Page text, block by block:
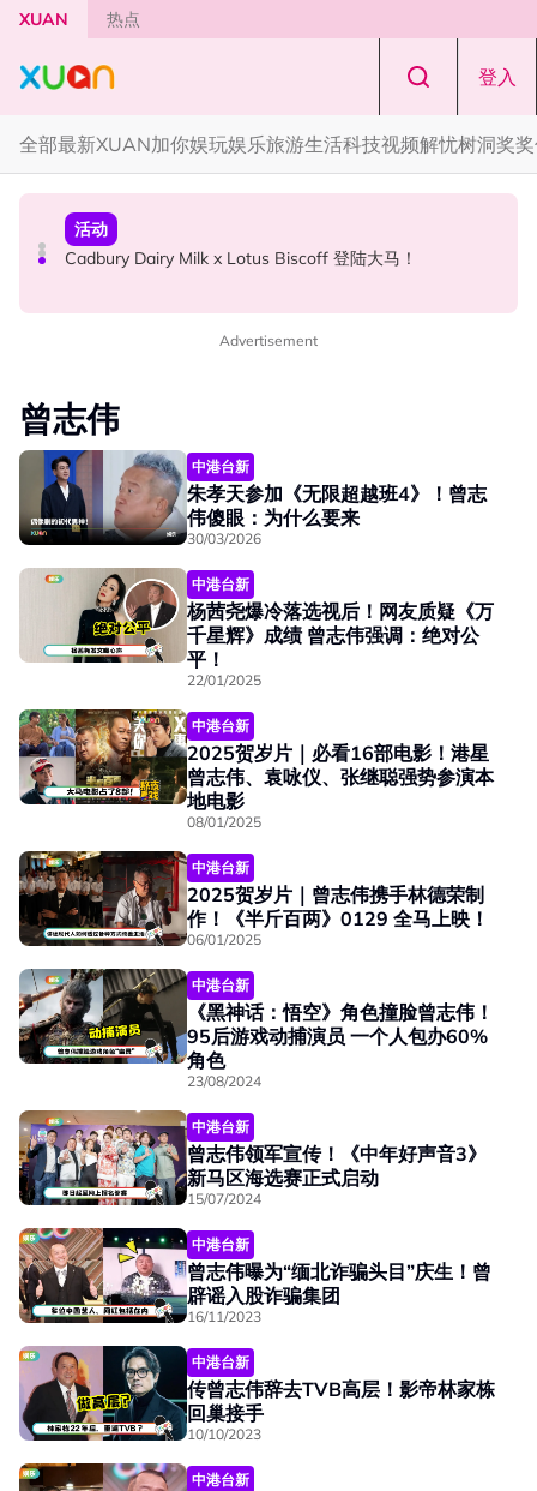
Skip to main content
XUAN 热点
登入
全部最新XUAN加你娱玩娱乐旅游生活科技视频解忧树洞奖
本地星闻
Henn国贤 “Aunty Henn 脱口秀专场 《笑笑笑笑丧》”！10
国际星闻
Tom Holland “Spiderman” 替身曝光！“替完蜘蛛人，马上
活动
Cadbury Dairy Milk x Lotus Biscoff 登陆大马！
Advertisement
曾志伟
中港台新
朱孝天参加《无限超越班4》！曾志
伟傻眼：为什么要来
30/03/2026
中港台新
杨茜尧爆冷落选视后！网友质疑《万
千星辉》成绩 曾志伟强调：绝对公
平！
22/01/2025
中港台新
2025贺岁片｜必看16部电影！港星
曾志伟、袁咏仪、张继聪强势参演本
地电影
08/01/2025
中港台新
2025贺岁片｜曾志伟携手林德荣制
作！《半斤百两》0129 全马上映！
06/01/2025
中港台新
《黑神话：悟空》角色撞脸曾志伟！
95后游戏动捕演员 一个人包办60%
角色
23/08/2024
中港台新
曾志伟领军宣传！《中年好声音3》
新马区海选赛正式启动
15/07/2024
中港台新
曾志伟曝为“缅北诈骗头目”庆生！曾
辟谣入股诈骗集团
16/11/2023
中港台新
传曾志伟辞去TVB高层！影帝林家栋
回巢接手
10/10/2023
中港台新